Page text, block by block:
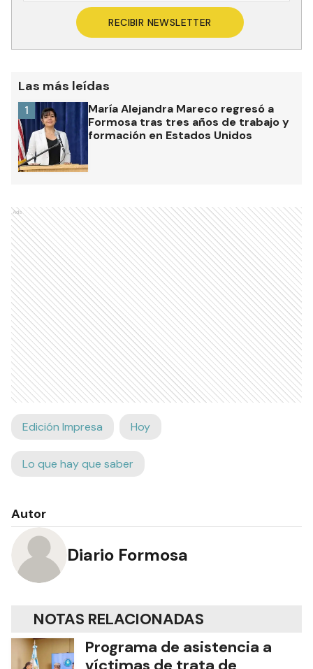
RECIBIR NEWSLETTER
Las más leídas
María Alejandra Mareco regresó a
Formosa tras tres años de trabajo y
formación en Estados Unidos
1
Ads
Edición Impresa Hoy
Lo que hay que saber
Autor
Diario Formosa
NOTAS RELACIONADAS
Programa de asistencia a
víctimas de trata de